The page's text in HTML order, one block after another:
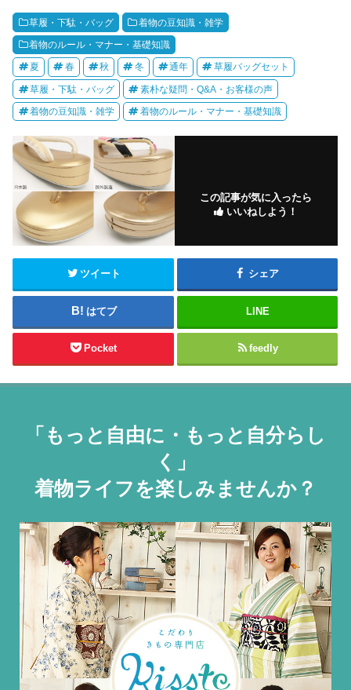
草履・下駄・バッグ 着物の豆知識・雑学
着物のルール・マナー・基礎知識
夏 春 秋 冬 通年 草履バッグセット
草履・下駄・バッグ 素朴な疑問・Q&A・お客様の声
着物の豆知識・雑学 着物のルール・マナー・基礎知識
この記事が気に入ったら
いいねしよう！
ツイート シェア
はてブ LINE
Pocket feedly
「もっと自由に・もっと自分らし
く」
着物ライフを楽しみませんか？